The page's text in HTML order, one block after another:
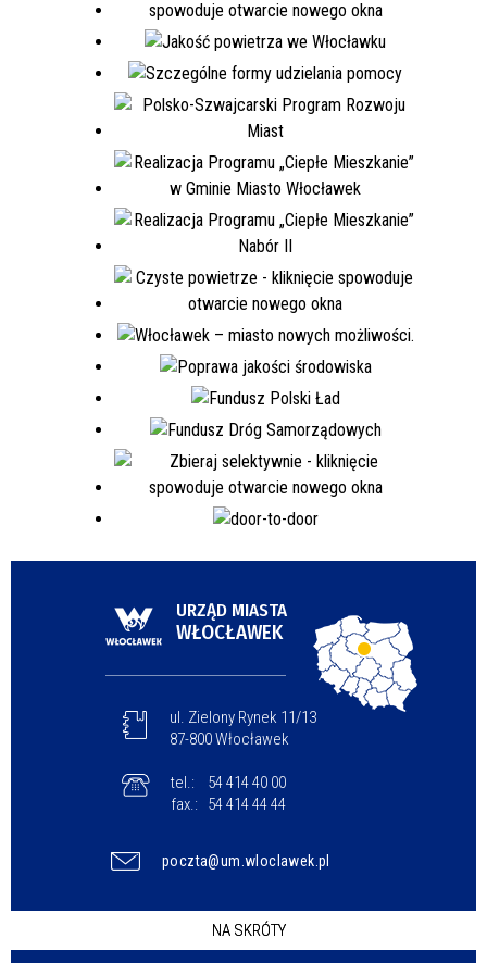
URZĄD MIASTA
WŁOCŁAWEK
ul. Zielony Rynek 11/13
87-800 Włocławek
tel.:
54 414 40 00
fax.:
54 414 44 44
poczta@um.wloclawek.pl
NA SKRÓTY